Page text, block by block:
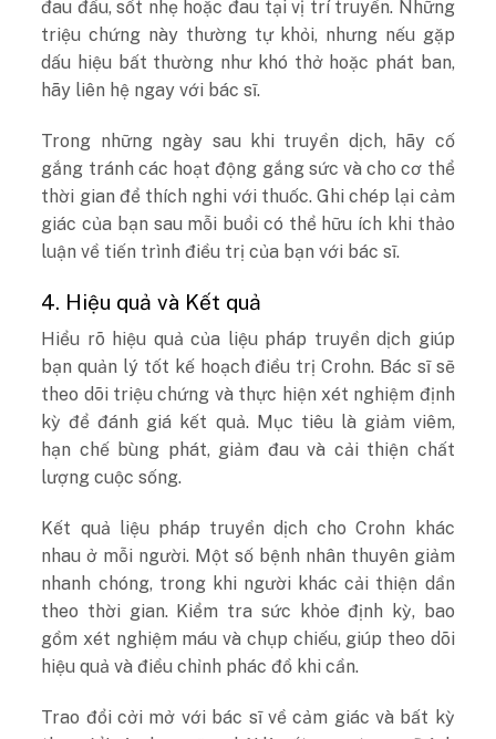
đau đầu, sốt nhẹ hoặc đau tại vị trí truyền. Những
triệu chứng này thường tự khỏi, nhưng nếu gặp
dấu hiệu bất thường như khó thở hoặc phát ban,
hãy liên hệ ngay với bác sĩ.
Trong những ngày sau khi truyền dịch, hãy cố
gắng tránh các hoạt động gắng sức và cho cơ thể
thời gian để thích nghi với thuốc. Ghi chép lại cảm
giác của bạn sau mỗi buổi có thể hữu ích khi thảo
luận về tiến trình điều trị của bạn với bác sĩ.
4. Hiệu quả và Kết quả
Hiểu rõ hiệu quả của liệu pháp truyền dịch giúp
bạn quản lý tốt kế hoạch điều trị Crohn. Bác sĩ sẽ
theo dõi triệu chứng và thực hiện xét nghiệm định
kỳ để đánh giá kết quả. Mục tiêu là giảm viêm,
hạn chế bùng phát, giảm đau và cải thiện chất
lượng cuộc sống.
Kết quả liệu pháp truyền dịch cho Crohn khác
nhau ở mỗi người. Một số bệnh nhân thuyên giảm
nhanh chóng, trong khi người khác cải thiện dần
theo thời gian. Kiểm tra sức khỏe định kỳ, bao
gồm xét nghiệm máu và chụp chiếu, giúp theo dõi
hiệu quả và điều chỉnh phác đồ khi cần.
Trao đổi cởi mở với bác sĩ về cảm giác và bất kỳ